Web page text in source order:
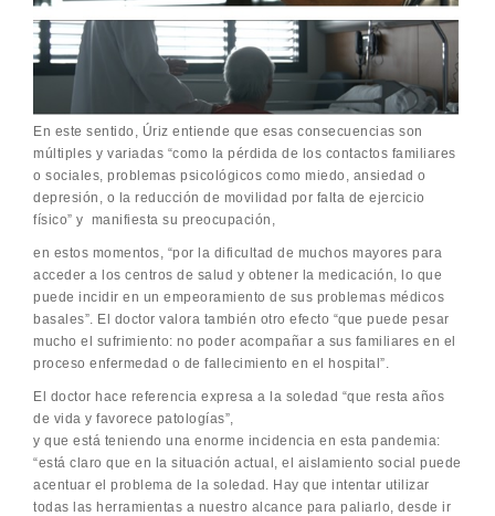
En este sentido, Úriz entiende que esas consecuencias son
múltiples y variadas “como la pérdida de los contactos familiares
o sociales, problemas psicológicos como miedo, ansiedad o
depresión, o la reducción de movilidad por falta de ejercicio
físico” y manifiesta su preocupación,
en estos momentos, “por la dificultad de muchos mayores para
acceder a los centros de salud y obtener la medicación, lo que
puede incidir en un empeoramiento de sus problemas médicos
basales”. El doctor valora también otro efecto “que puede pesar
mucho el sufrimiento: no poder acompañar a sus familiares en el
proceso enfermedad o de fallecimiento en el hospital”.
El doctor hace referencia expresa a la soledad “que resta años
de vida y favorece patologías”,
y que está teniendo una enorme incidencia en esta pandemia:
“está claro que en la situación actual, el aislamiento social puede
acentuar el problema de la soledad. Hay que intentar utilizar
todas las herramientas a nuestro alcance para paliarlo, desde ir